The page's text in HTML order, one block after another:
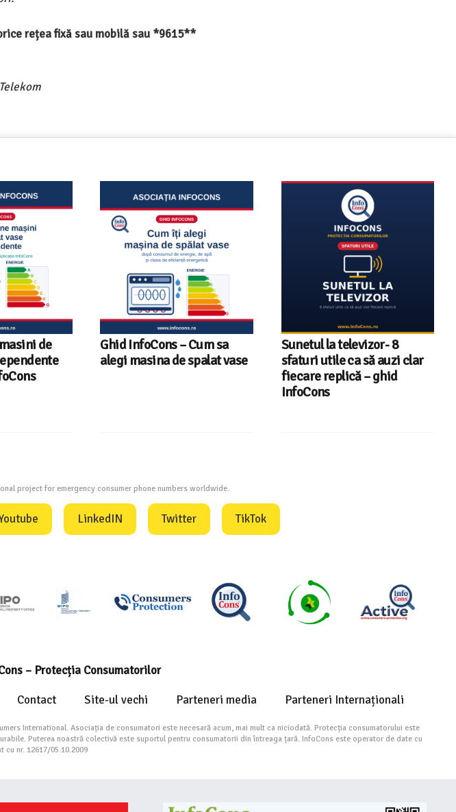
rețea fixă sau mobilă sau *9615**
de
Ghid InfoCons – Cum sa
alegi masina de spalat vase
Sunetul la televizor- 8
sfaturi utile ca să auzi clar
fiecare replică – ghid
InfoCons
project for emergency consumer phone numbers worldwide.
LinkedIN Twitter TikTok
– Protecția Consumatorilor
Contact Site-ul vechi Parteneri media Parteneri Internaționali
International. Asociația de consumatori este necesară acum, mai mult ca niciodată. Protecția consumatorului este
Puterea noastră colectivă este suportul pentru consumatorii din întreaga țară. InfoCons este operator de date cu
nr. 12617/05.10.2009